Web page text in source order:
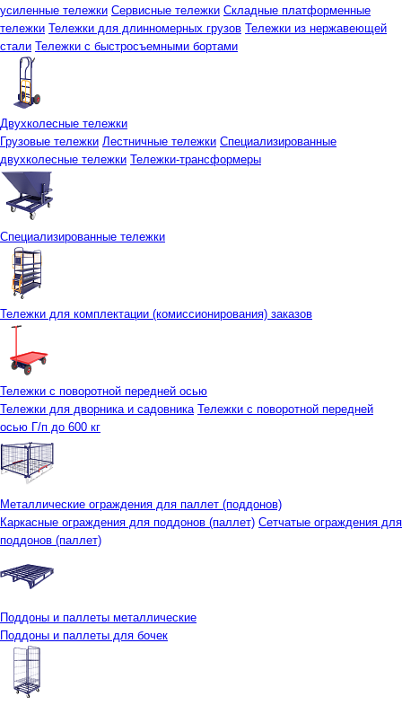
усиленные тележки Сервисные тележки Складные платформенные
тележки Тележки для длинномерных грузов Тележки из нержавеющей
стали Тележки с быстросъемными бортами
Двухколесные тележки
Грузовые тележки Лестничные тележки Специализированные
двухколесные тележки Тележки-трансформеры
Специализированные тележки
Тележки для комплектации (комиссионирования) заказов
Тележки с поворотной передней осью
Тележки для дворника и садовника Тележки с поворотной передней
осью Г/п до 600 кг
Металлические ограждения для паллет (поддонов)
Каркасные ограждения для поддонов (паллет) Сетчатые ограждения для
поддонов (паллет)
Поддоны и паллеты металлические
Поддоны и паллеты для бочек